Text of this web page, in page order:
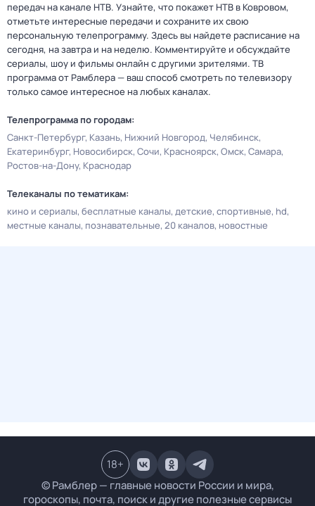
передач на канале НТВ. Узнайте, что покажет НТВ в Ковровом,
отметьте интересные передачи и сохраните их свою
персональную телепрограмму. Здесь вы найдете расписание на
сегодня, на завтра и на неделю. Комментируйте и обсуждайте
сериалы, шоу и фильмы онлайн с другими зрителями. ТВ
программа от Рамблера — ваш способ смотреть по телевизору
только самое интересное на любых каналах.
Телепрограмма по городам:
Санкт-Петербург Казань Нижний Новгород Челябинск
Екатеринбург Новосибирск Сочи Красноярск Омск Самара
Ростов-на-Дону Краснодар
Телеканалы по тематикам:
кино и сериалы бесплатные каналы детские спортивные hd
местные каналы познавательные 20 каналов новостные
© Рамблер — главные новости России и мира,
гороскопы, почта, поиск и другие полезные сервисы
18+